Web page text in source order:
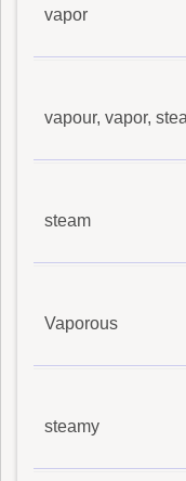
vapor
vapour, vapor,
steam
Vaporous
steamy